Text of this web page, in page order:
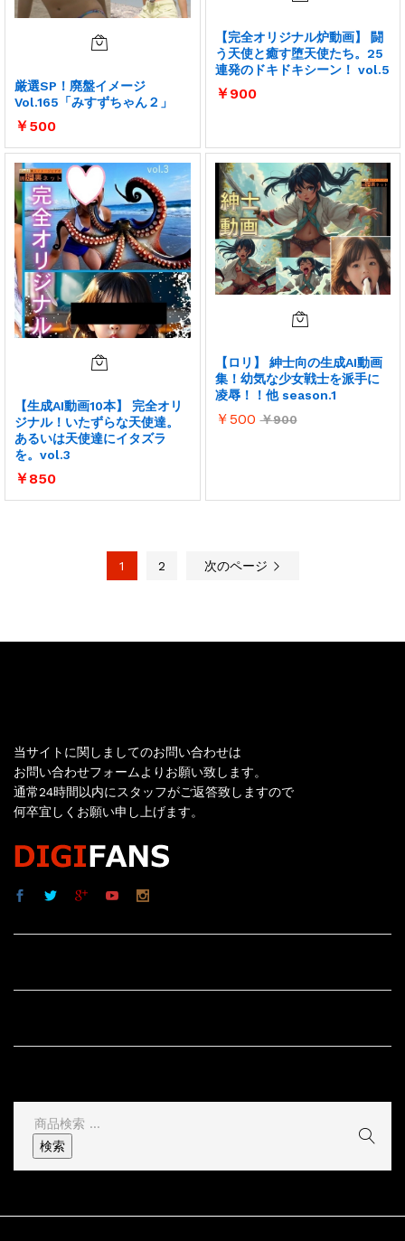
厳選SP！廃盤イメージ
Vol.165「みすずちゃん２」
￥500
【完全オリジナル炉動画】 闘
う天使と癒す堕天使たち。25
連発のドキドキシーン！ vol.5
￥900
【生成AI動画10本】 完全オリ
ジナル！いたずらな天使達。
あるいは天使達にイタズラ
を。vol.3
￥850
【ロリ】 紳士向の生成AI動画
集！幼気な少女戦士を派手に
凌辱！！他 season.1
￥ 500 ￥900
1 2 次のページ
当サイトに関しましてのお問い合わせは
お問い合わせフォームよりお願い致します。
通常24時間以内にスタッフがご返答致しますので
何卒宜しくお願い申し上げます。
検
索
結
検索